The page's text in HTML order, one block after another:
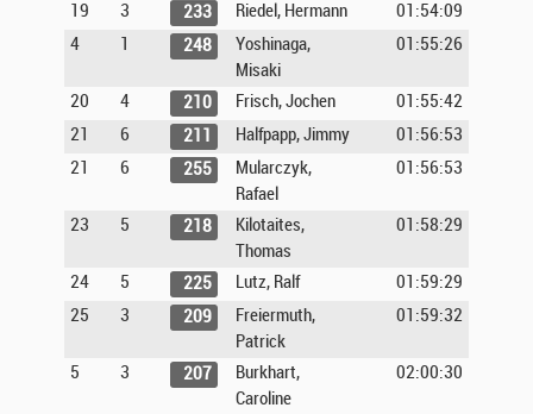
19
3 233 Riedel, Hermann
01:54:09
4
1 248
Yoshinaga,
Misaki
01:55:26
20 4 210 Frisch, Jochen
01:55:42
21
6 211 Halfpapp, Jimmy
01:56:53
21
6 255
Mularczyk,
Rafael
01:56:53
23 5 218
Kilotaites,
Thomas
01:58:29
24 5 225 Lutz, Ralf
01:59:29
25
3 209
Freiermuth,
Patrick
01:59:32
5 3 207
Burkhart,
Caroline
02:00:30